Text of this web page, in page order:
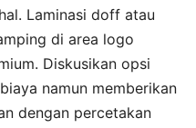
Laminasi doff atau
di area logo
Diskusikan opsi
namun memberikan
dengan percetakan